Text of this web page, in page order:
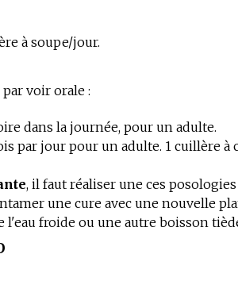
à soupe/jour.
voir orale :
dans la journée, pour un adulte.
par jour pour un adulte. 1 cuillère
, il faut réaliser une ces
une cure avec une nouvelle
l'eau froide ou une autre boisson